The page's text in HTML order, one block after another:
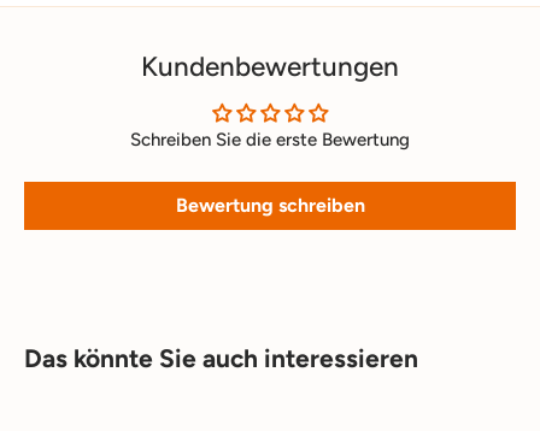
Kundenbewertungen
Schreiben Sie die erste Bewertung
Bewertung schreiben
Das könnte Sie auch interessieren